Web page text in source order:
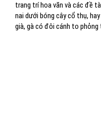
trang trí hoa văn và các đề
nai dưới bóng cây cổ thụ,
già, gà có đôi cánh to